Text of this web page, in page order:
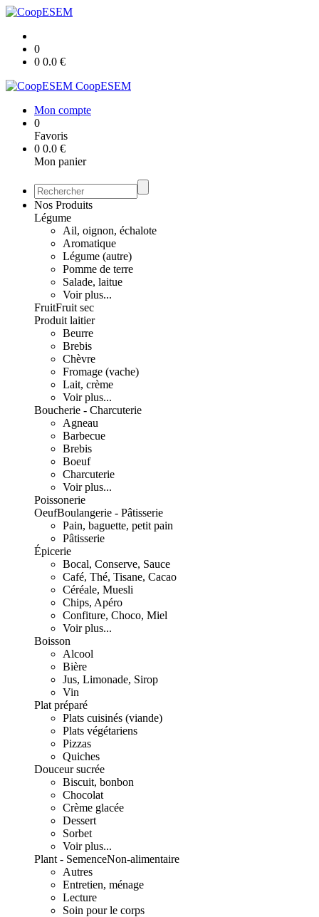
0
0 0.0 €
CoopESEM
Mon compte
0
Favoris
0 0.0 €
Mon panier
Nos Produits
Légume
Ail, oignon, échalote
Aromatique
Légume (autre)
Pomme de terre
Salade, laitue
Voir plus...
FruitFruit sec
Produit laitier
Beurre
Brebis
Chèvre
Fromage (vache)
Lait, crème
Voir plus...
Boucherie - Charcuterie
Agneau
Barbecue
Brebis
Boeuf
Charcuterie
Voir plus...
Poissonerie
OeufBoulangerie - Pâtisserie
Pain, baguette, petit pain
Pâtisserie
Épicerie
Bocal, Conserve, Sauce
Café, Thé, Tisane, Cacao
Céréale, Muesli
Chips, Apéro
Confiture, Choco, Miel
Voir plus...
Boisson
Alcool
Bière
Jus, Limonade, Sirop
Vin
Plat préparé
Plats cuisinés (viande)
Plats végétariens
Pizzas
Quiches
Douceur sucrée
Biscuit, bonbon
Chocolat
Crème glacée
Dessert
Sorbet
Voir plus...
Plant - SemenceNon-alimentaire
Autres
Entretien, ménage
Lecture
Soin pour le corps